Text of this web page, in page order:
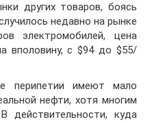
других товаров, боясь
недавно на рынке
электромобилей, цена
вполовину, с $94 до $55/
перипетии имеют мало
нефти, хотя многим
куда